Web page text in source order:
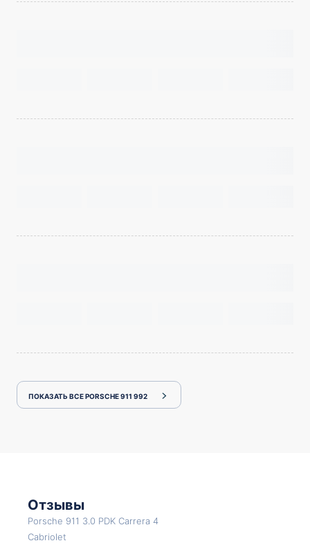
ПОКАЗАТЬ ВСЕ PORSCHE 911 992
Отзывы
Porsche 911 3.0 PDK Carrera 4
Cabriolet